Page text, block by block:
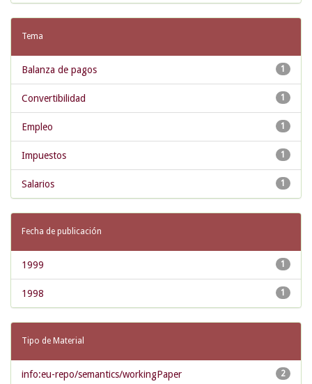
Tema
1
Balanza de pagos
1
Convertibilidad
1
Empleo
1
Impuestos
1
Salarios
Fecha de publicación
1
1999
1
1998
Tipo de Material
2
info:eu-repo/semantics/workingPaper